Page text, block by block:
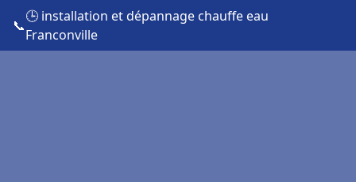
📞
🕒 installation et dépannage chauffe eau
Franconville